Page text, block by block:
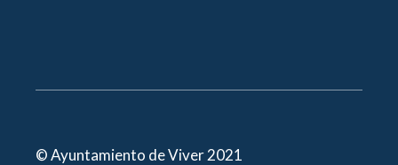
© Ayuntamiento de Viver 2021